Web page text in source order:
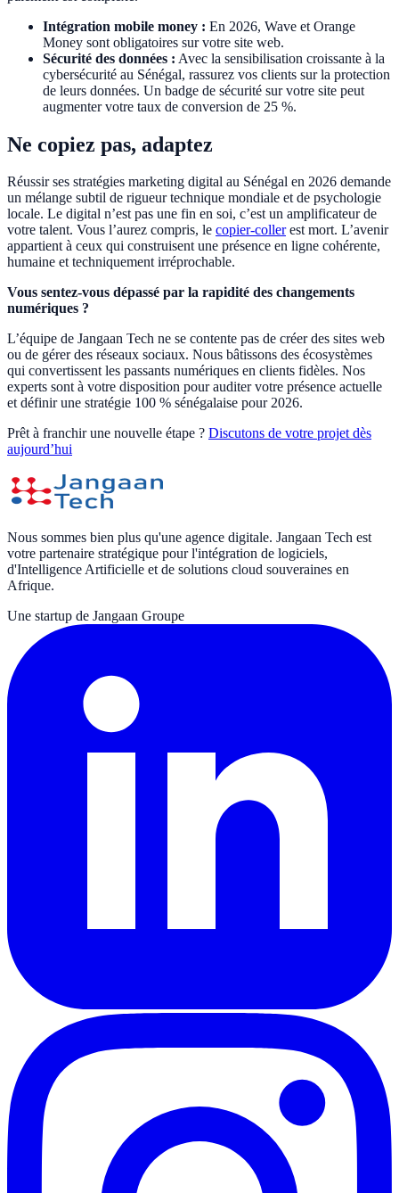
Intégration mobile money : En 2026, Wave et Orange
Money sont obligatoires sur votre site web.
Sécurité des données : Avec la sensibilisation croissante à la
cybersécurité au Sénégal, rassurez vos clients sur la protection
de leurs données. Un badge de sécurité sur votre site peut
augmenter votre taux de conversion de 25 %.
Ne copiez pas, adaptez
Réussir ses stratégies marketing digital au Sénégal en 2026 demande
un mélange subtil de rigueur technique mondiale et de psychologie
locale. Le digital n’est pas une fin en soi, c’est un amplificateur de
votre talent. Vous l’aurez compris, le copier-collerest mort. L’avenir
appartient à ceux qui construisent une présence en ligne cohérente,
humaine et techniquement irréprochable.
Vous sentez-vous dépassé par la rapidité des changements
numériques ?
L’équipe de Jangaan Tech ne se contente pas de créer des sites web
ou de gérer des réseaux sociaux. Nous bâtissons des écosystèmes
qui convertissent les passants numériques en clients fidèles. Nos
experts sont à votre disposition pour auditer votre présence actuelle
et définir une stratégie 100 % sénégalaise pour 2026.
Prêt à franchir une nouvelle étape ? Discutons de votre projet dès
aujourd’hui
Nous sommes bien plus qu'une agence digitale. Jangaan Tech est
votre partenaire stratégique pour l'intégration de logiciels,
d'Intelligence Artificielle et de solutions cloud souveraines en
Afrique.
Une startup de Jangaan Groupe